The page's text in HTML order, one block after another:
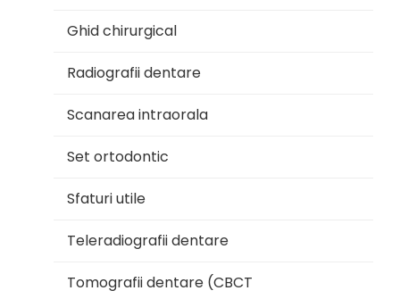
Ghid chirurgical
Radiografii dentare
Scanarea intraorala
Set ortodontic
Sfaturi utile
Teleradiografii dentare
Tomografii dentare (CBCT